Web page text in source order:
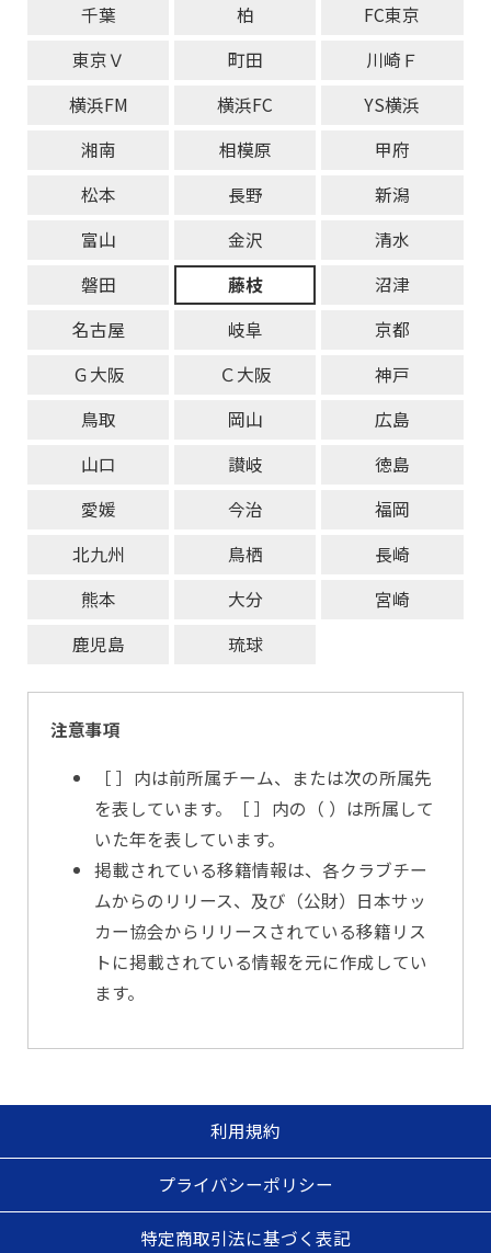
千葉
柏
FC東京
東京Ｖ
町田
川崎Ｆ
横浜FM
横浜FC
YS横浜
湘南
相模原
甲府
松本
長野
新潟
富山
金沢
清水
磐田
藤枝
沼津
名古屋
岐阜
京都
Ｇ大阪
Ｃ大阪
神戸
鳥取
岡山
広島
山口
讃岐
徳島
愛媛
今治
福岡
北九州
鳥栖
長崎
熊本
大分
宮崎
鹿児島
琉球
注意事項
［ ］内は前所属チーム、または次の所属先
を表しています。［ ］内の（ ）は所属して
いた年を表しています。
掲載されている移籍情報は、各クラブチー
ムからのリリース、及び（公財）日本サッ
カー協会からリリースされている移籍リス
トに掲載されている情報を元に作成してい
ます。
利用規約
プライバシーポリシー
特定商取引法に基づく表記